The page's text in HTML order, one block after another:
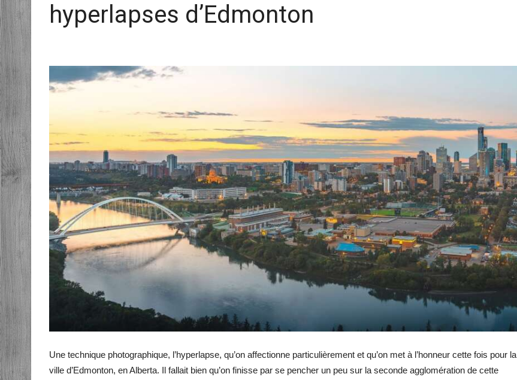
hyperlapses d’Edmonton
Une technique photographique, l’hyperlapse, qu’on affectionne particulièrement et qu’on met à l’honneur cette fois pour la
ville d’Edmonton, en Alberta. Il fallait bien qu’on finisse par se pencher un peu sur la seconde agglomération de cette